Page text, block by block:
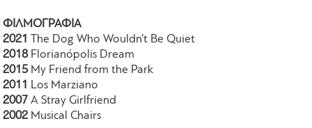
ΦΙΛΜΟΓΡΑΦΙΑ
2021
The Dog Who Wouldn’t Be Quiet
2018 Florianópolis Dream
2015 My Friend from the Park
2011 Los Marziano
2007A Stray Girlfriend
2002 Musical Chairs